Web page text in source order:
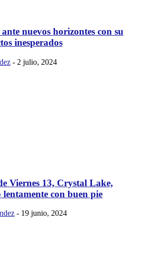
nuevos horizontes con su
inesperados
- 2 julio, 2024
Viernes 13, Crystal Lake,
con buen pie
- 19 junio, 2024